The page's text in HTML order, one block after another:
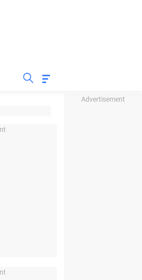
Advertisement
INSPIRASI BISNIS